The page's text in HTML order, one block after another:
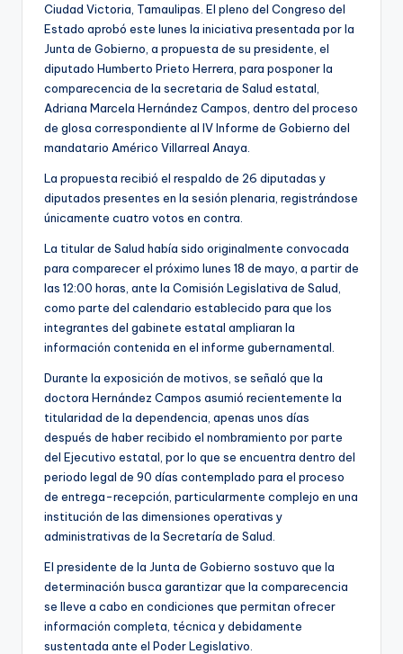
Ciudad Victoria, Tamaulipas. El pleno del Congreso del
Estado aprobó este lunes la iniciativa presentada por la
Junta de Gobierno, a propuesta de su presidente, el
diputado Humberto Prieto Herrera, para posponer la
comparecencia de la secretaria de Salud estatal,
Adriana Marcela Hernández Campos, dentro del proceso
de glosa correspondiente al IV Informe de Gobierno del
mandatario Américo Villarreal Anaya.
La propuesta recibió el respaldo de 26 diputadas y
diputados presentes en la sesión plenaria, registrándose
únicamente cuatro votos en contra.
La titular de Salud había sido originalmente convocada
para comparecer el próximo lunes 18 de mayo, a partir de
las 12:00 horas, ante la Comisión Legislativa de Salud,
como parte del calendario establecido para que los
integrantes del gabinete estatal ampliaran la
información contenida en el informe gubernamental.
Durante la exposición de motivos, se señaló que la
doctora Hernández Campos asumió recientemente la
titularidad de la dependencia, apenas unos días
después de haber recibido el nombramiento por parte
del Ejecutivo estatal, por lo que se encuentra dentro del
periodo legal de 90 días contemplado para el proceso
de entrega-recepción, particularmente complejo en una
institución de las dimensiones operativas y
administrativas de la Secretaría de Salud.
El presidente de la Junta de Gobierno sostuvo que la
determinación busca garantizar que la comparecencia
se lleve a cabo en condiciones que permitan ofrecer
información completa, técnica y debidamente
sustentada ante el Poder Legislativo.